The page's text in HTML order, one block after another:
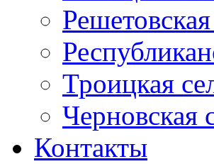
Троицкая
Черновская
Контакты